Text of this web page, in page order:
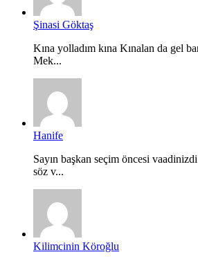
Şinasi Göktaş
Kına yolladım kına Kınalan da gel
Mek...
Hanife
Sayın başkan seçim öncesi
söz v...
Kilimcinin Köroğlu